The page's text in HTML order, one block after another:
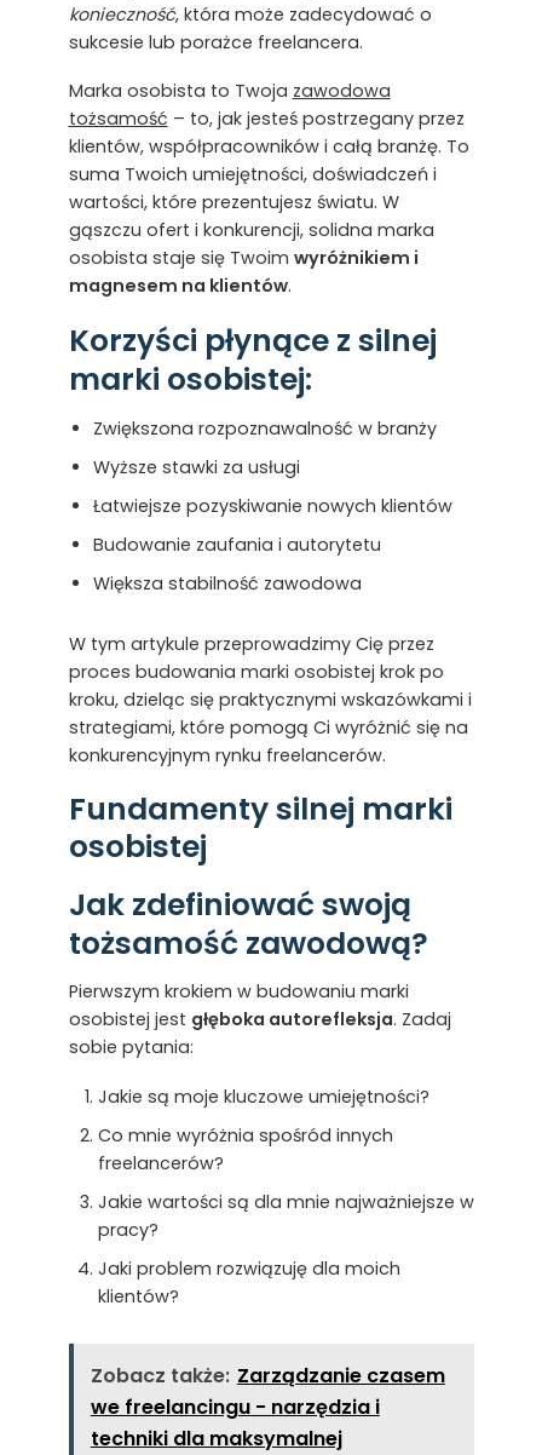
konieczność, która może zadecydować o
sukcesie lub porażce freelancera.
Marka osobista to Twoja zawodowa
tożsamość – to, jak jesteś postrzegany przez
klientów, współpracowników i całą branżę. To
suma Twoich umiejętności, doświadczeń i
wartości, które prezentujesz światu. W
gąszczu ofert i konkurencji, solidna marka
osobista staje się Twoim wyróżnikiem i
magnesem na klientów.
Korzyści płynące z silnej
marki osobistej:
Zwiększona rozpoznawalność w branży
Wyższe stawki za usługi
Łatwiejsze pozyskiwanie nowych klientów
Budowanie zaufania i autorytetu
Większa stabilność zawodowa
W tym artykule przeprowadzimy Cię przez
proces budowania marki osobistej krok po
kroku, dzieląc się praktycznymi wskazówkami i
strategiami, które pomogą Ci wyróżnić się na
konkurencyjnym rynku freelancerów.
Fundamenty silnej marki
osobistej
Jak zdefiniować swoją
tożsamość zawodową?
Pierwszym krokiem w budowaniu marki
osobistej jest głęboka autorefleksja. Zadaj
sobie pytania:
Jakie są moje kluczowe umiejętności?
Co mnie wyróżnia spośród innych
freelancerów?
Jakie wartości są dla mnie najważniejsze w
pracy?
Jaki problem rozwiązuję dla moich
klientów?
Zobacz także: Zarządzanie czasem
we freelancingu - narzędzia i
techniki dla maksymalnej